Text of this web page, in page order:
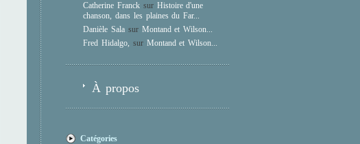
Catherine Francksur Histoire d'une
chanson, dans les plaines du Far...
Danièle Salasur Montand et Wilson...
Fred Hidalgo, sur Montand et Wilson...
À propos
Catégories